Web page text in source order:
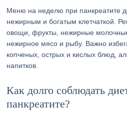
Меню на неделю при панкреатите
нежирным и богатым клетчаткой.
овощи, фрукты, нежирные
нежирное мясо и рыбу. Важно
копченых, острых и кислых блюд,
напитков.
Как долго соблюдать
панкреатите?